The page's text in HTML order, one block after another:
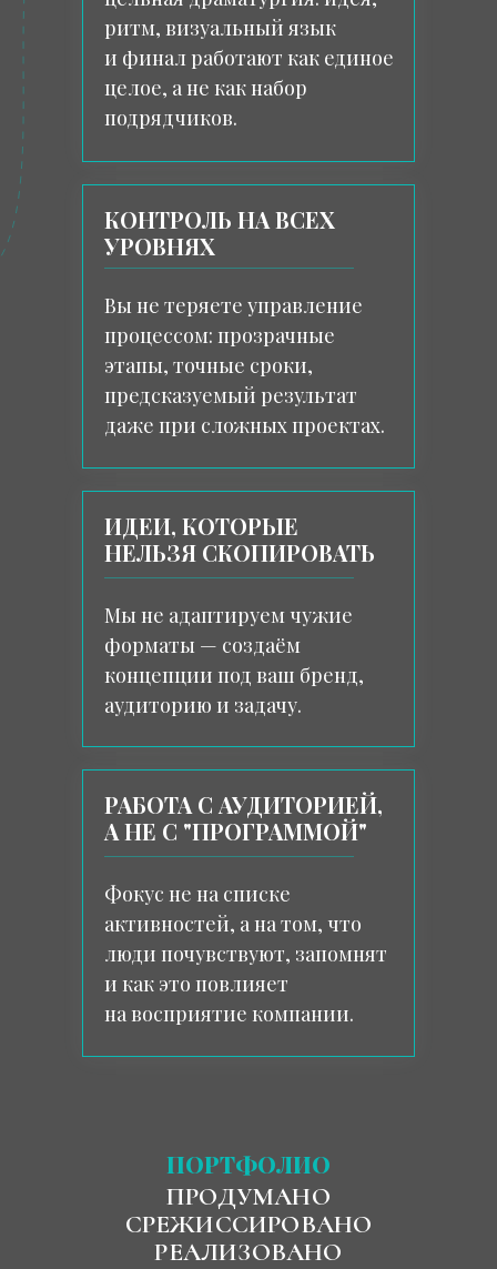
ритм, визуальный язык
и финал работают как единое
целое, а не как набор
подрядчиков.
КОНТРОЛЬ НА ВСЕХ
УРОВНЯХ
Вы не теряете управление
процессом: прозрачные
этапы, точные сроки,
предсказуемый результат
даже при сложных проектах.
ИДЕИ, КОТОРЫЕ
НЕЛЬЗЯ СКОПИРОВАТЬ
Мы не адаптируем чужие
форматы — создаём
концепции под ваш бренд,
аудиторию и задачу.
РАБОТА С АУДИТОРИЕЙ,
А НЕ С "ПРОГРАММОЙ"
Фокус не на списке
активностей, а на том, что
люди почувствуют, запомнят
и как это повлияет
на восприятие компании.
ПРОДУМАНО
СРЕЖИССИРОВАНО
РЕАЛИЗОВАНО
ПОРТФОЛИО